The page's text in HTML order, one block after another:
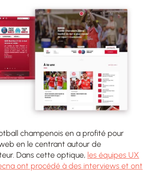
champenois en a profité pour
en le centrant autour de
Dans cette optique, les équipes UX
ont procédé à des interviews et ont